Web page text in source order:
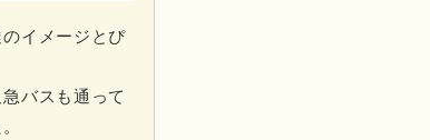
イメージとぴ
バスも通って